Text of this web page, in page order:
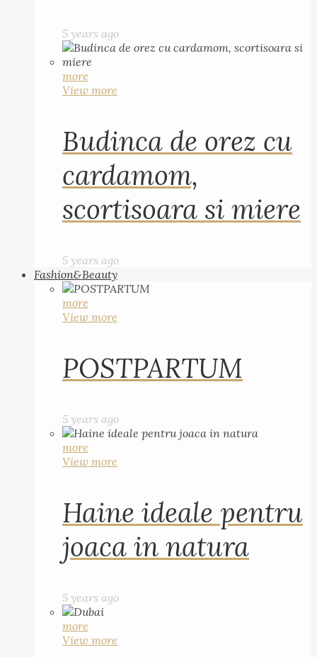
5 years ago
more
View more
Budinca de orez cu
cardamom,
scortisoara si miere
5 years ago
Fashion&Beauty
more
View more
POSTPARTUM
5 years ago
more
View more
Haine ideale pentru
joaca in natura
5 years ago
more
View more